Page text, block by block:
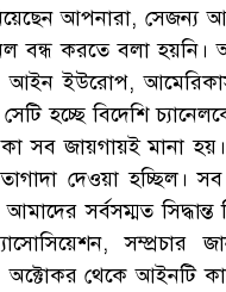
আপনারা, সেজন্য
বন্ধ করতে বলা হয়নি।
আইন ইউরোপ,
হচ্ছে বিদেশি
সব জায়গায়ই মানা
দেওয়া হচ্ছিল।
সর্বসম্মত
সম্প্রচার
১ অক্টোকর থেকে আইনটি